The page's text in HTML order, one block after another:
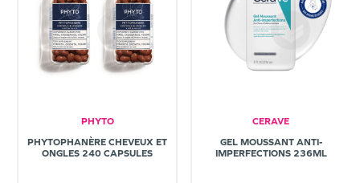
PHYTO
PHYTOPHANÈRE CHEVEUX ET
ONGLES 240 CAPSULES
CERAVE
GEL MOUSSANT ANTI-
IMPERFECTIONS 236ML